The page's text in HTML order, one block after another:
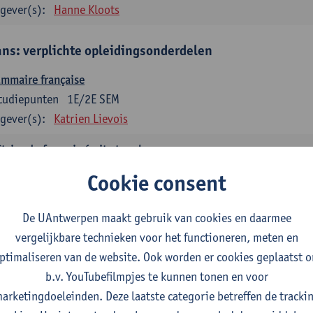
Hanne Kloots
verplichte opleidingsonderdelen
française
1E/2E SEM
Katrien Lievois
du français écrit et oral
Katrien Lievois Isa Van Acker
genres, discours en langue française
1E/2E SEM
studiepunten
Kris Peeters
verplichte opleidingsonderdelen
Cookie consent
De UAntwerpen maakt gebruik van cookies en daarmee
vergelijkbare technieken voor het functioneren, meten en
van de website. Ook worden er cookies geplaatst
b.v. YouTubefilmpjes te kunnen tonen en voor
Deze laatste categorie betreffen de